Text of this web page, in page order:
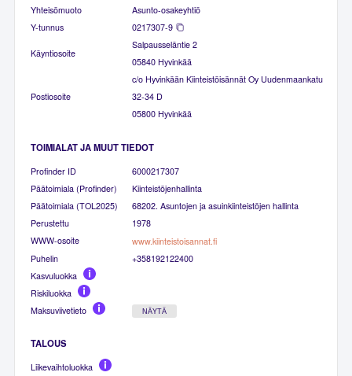
Yhteisömuoto
Asunto-osakeyhtiö
Y-tunnus
0217307-9
Käyntiosoite
Salpausseläntie 2
05840 Hyvinkää
Postiosoite
c/o Hyvinkään Kiinteistöisännät Oy Uudenmaankatu
32-34 D
05800 Hyvinkää
TOIMIALAT JA MUUT TIEDOT
Profinder ID
6000217307
Päätoimiala (Profinder)
Kiinteistöjenhallinta
Päätoimiala (TOL2025)
68202. Asuntojen ja asuinkiinteistöjen hallinta
Perustettu
1978
WWW-osoite
www.kiinteistoisannat.fi
Puhelin
+358192122400
Kasvuluokka
Riskiluokka
Maksuviivetieto
NÄYTÄ
TALOUS
Liikevaihtoluokka